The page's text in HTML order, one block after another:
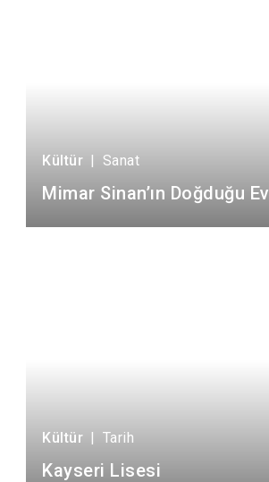
Kültür | Sanat
Mimar Sinan’ın Doğduğu Ev
Kültür | Tarih
Kayseri Lisesi